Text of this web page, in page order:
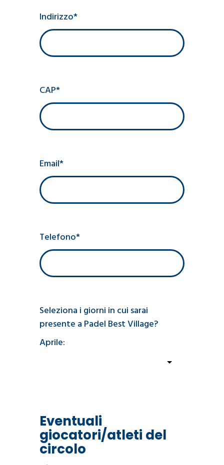
Indirizzo*
CAP*
Email*
Telefono*
Seleziona i giorni in cui sarai
presente a Padel Best Village?
Aprile:
Eventuali
giocatori/atleti del
circolo